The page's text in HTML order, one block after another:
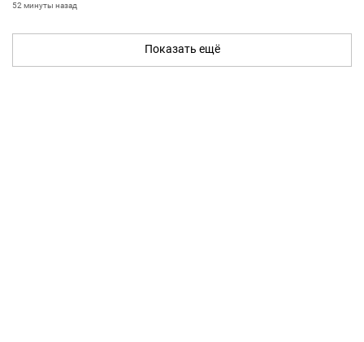
52 минуты назад
Показать ещё